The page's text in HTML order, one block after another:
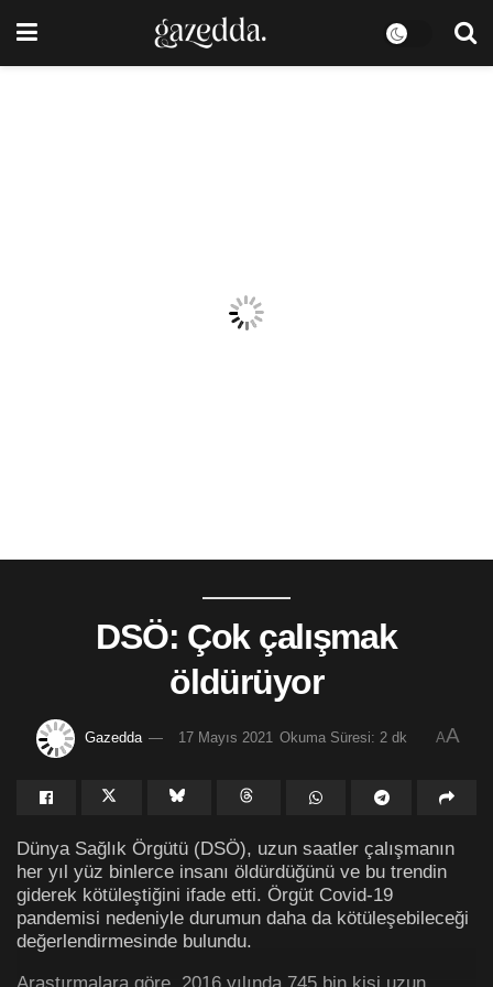
DSÖ: Çok çalışmak
öldürüyor
Gazedda 17 Mayıs 2021 Okuma Süresi: 2 dk AA
Dünya Sağlık Örgütü (DSÖ), uzun saatler çalışmanın
her yıl yüz binlerce insanı öldürdüğünü ve bu trendin
giderek kötüleştiğini ifade etti. Örgüt Covid-19
pandemisi nedeniyle durumun daha da kötüleşebileceği
değerlendirmesinde bulundu.